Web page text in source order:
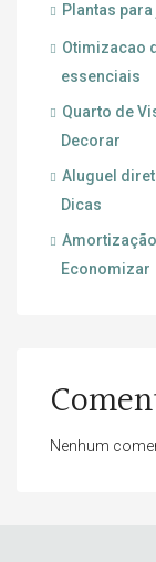
Plantas
Otimizacao
essenciais
Quarto de
Decorar
Aluguel
Dicas
Economizar
Nenhum